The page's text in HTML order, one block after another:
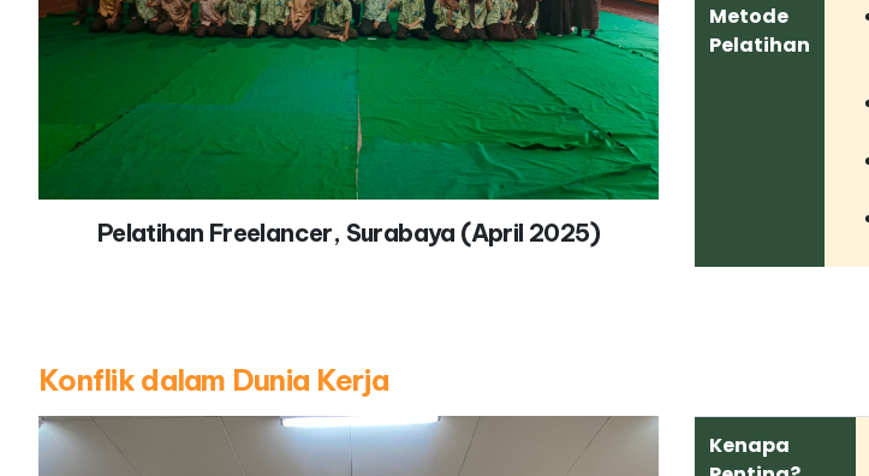
Pelatihan Freelancer, Surabaya (April 2025)
Metode
Pelatihan
Konflik dalam Dunia Kerja
Kenapa